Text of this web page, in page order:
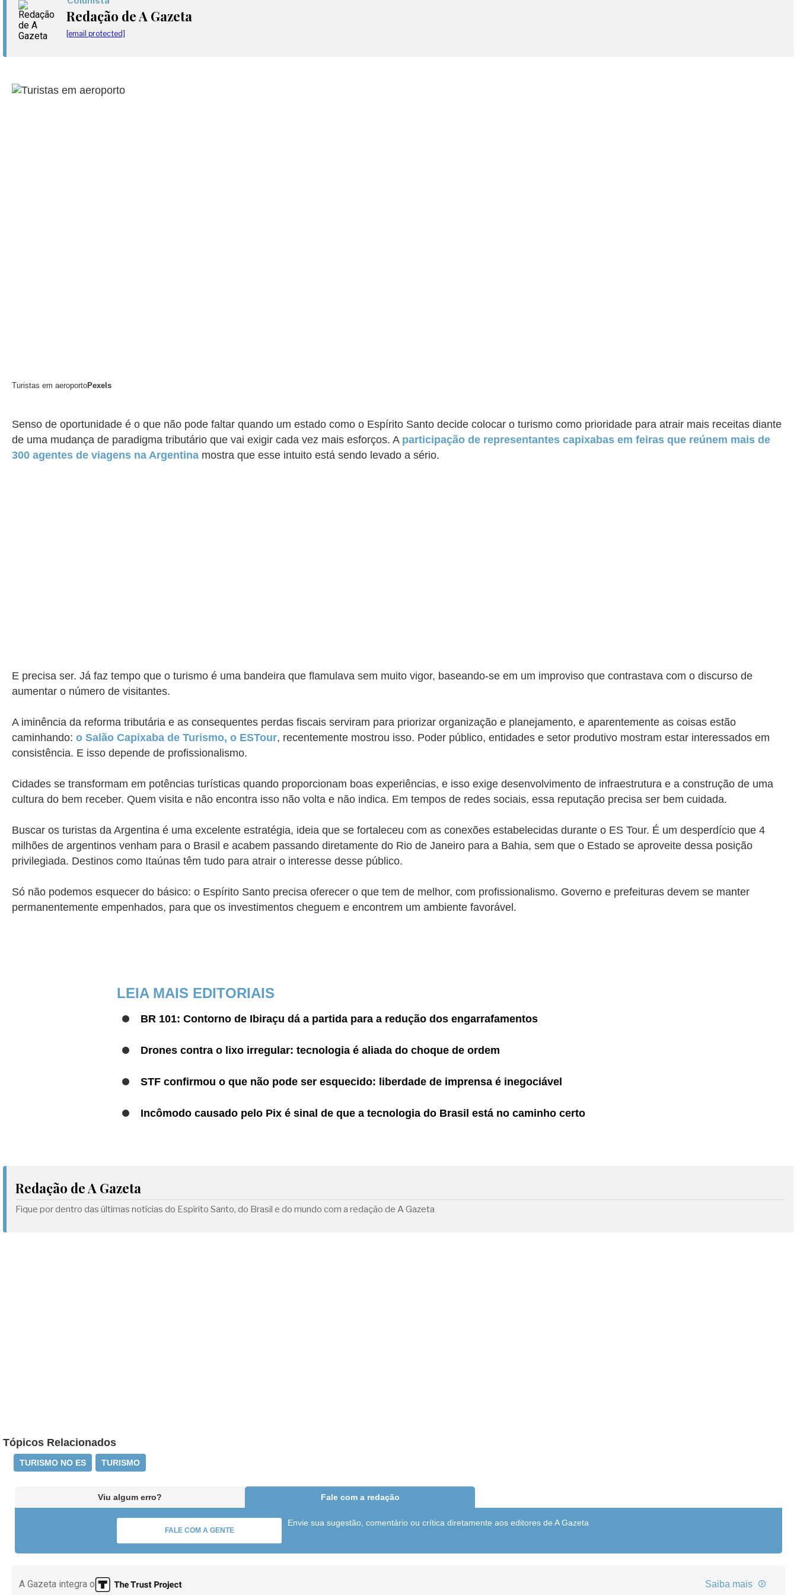
Redação de A Gazeta
[email protected]
Turistas em aeroportoPexels
Senso de oportunidade é o que não pode faltar quando um estado como o Espírito Santo decide colocar o turismo como prioridade para atrair mais receitas diante
de uma mudança de paradigma tributário que vai exigir cada vez mais esforços. A participação de representantes capixabas em feiras que reúnem mais de
300 agentes de viagens na Argentina mostra que esse intuito está sendo levado a sério.
E precisa ser. Já faz tempo que o turismo é uma bandeira que flamulava sem muito vigor, baseando-se em um improviso que contrastava com o discurso de
aumentar o número de visitantes.
A iminência da reforma tributária e as consequentes perdas fiscais serviram para priorizar organização e planejamento, e aparentemente as coisas estão
caminhando: o Salão Capixaba de Turismo, o ESTour, recentemente mostrou isso. Poder público, entidades e setor produtivo mostram estar interessados em
consistência. E isso depende de profissionalismo.
Cidades se transformam em potências turísticas quando proporcionam boas experiências, e isso exige desenvolvimento de infraestrutura e a construção de uma
cultura do bem receber. Quem visita e não encontra isso não volta e não indica. Em tempos de redes sociais, essa reputação precisa ser bem cuidada.
Buscar os turistas da Argentina é uma excelente estratégia, ideia que se fortaleceu com as conexões estabelecidas durante o ES Tour. É um desperdício que 4
milhões de argentinos venham para o Brasil e acabem passando diretamente do Rio de Janeiro para a Bahia, sem que o Estado se aproveite dessa posição
privilegiada. Destinos como Itaúnas têm tudo para atrair o interesse desse público.
Só não podemos esquecer do básico: o Espírito Santo precisa oferecer o que tem de melhor, com profissionalismo. Governo e prefeituras devem se manter
permanentemente empenhados, para que os investimentos cheguem e encontrem um ambiente favorável.
LEIA MAIS EDITORIAIS
BR 101: Contorno de Ibiraçu dá a partida para a redução dos engarrafamentos
Drones contra o lixo irregular: tecnologia é aliada do choque de ordem
STF confirmou o que não pode ser esquecido: liberdade de imprensa é inegociável
Incômodo causado pelo Pix é sinal de que a tecnologia do Brasil está no caminho certo
Redação de A Gazeta
Fique por dentro das últimas notícias do Espírito Santo, do Brasil e do mundo com a redação de A Gazeta
Tópicos Relacionados
TURISMO NO ES TURISMO
Viu algum erro? Fale com a redação
FALE COM A GENTE
Envie sua sugestão, comentário ou crítica diretamente aos editores de A Gazeta
A Gazeta integra o Saiba mais